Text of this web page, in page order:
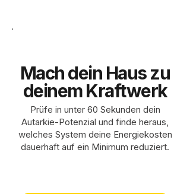
Mach dein Haus zu
deinem Kraftwerk
Prüfe in unter 60 Sekunden dein
Autarkie-Potenzial und finde heraus,
welches System deine Energiekosten
dauerhaft auf ein Minimum reduziert.